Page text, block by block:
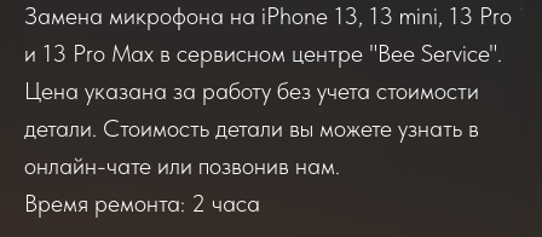
Замена микрофона на iPhone 13, 13 mini, 13 Pro
и 13 Pro Max в сервисном центре "Bee Service".
Цена указана за работу без учета стоимости
детали. Стоимость детали вы можете узнать в
онлайн-чате или позвонив нам.
Время ремонта: 2 часа
Если вы обращались в наш сервисный центр,
просим вас поделиться своим отзывом. Нам
очень важно услышать ваше мнение о
Отзывы о нашем сервисе